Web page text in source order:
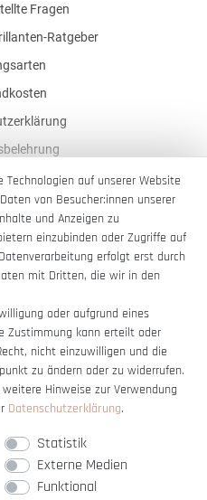
Fragen
Ratgeber
widerrufen
auf unserer Website
von Besucher:innen unserer
und Anzeigen zu
einzubinden oder Zugriffe auf
erfolgt erst durch
mit Dritten, die wir in den
oder aufgrund eines
Zustimmung kann erteilt oder
nicht einzuwilligen und die
zu ändern oder zu widerrufen.
weitere Hinweise zur Verwendung
Daten­schutz­erklärung.
Statistik
Externe Medien
Funktional